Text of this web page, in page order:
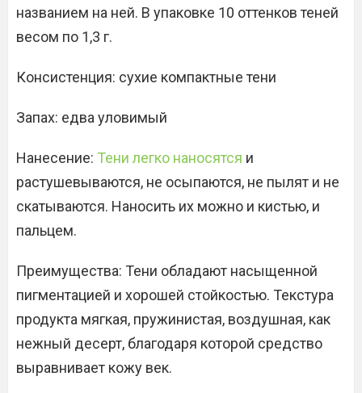
названием на ней. В упаковке 10 оттенков теней
весом по 1,3 г.
Консистенция: сухие компактные тени
Запах: едва уловимый
Нанесение: Тени легко наносятся и
растушевываются, не осыпаются, не пылят и не
скатываются. Наносить их можно и кистью, и
пальцем.
Преимущества: Тени обладают насыщенной
пигментацией и хорошей стойкостью. Текстура
продукта мягкая, пружинистая, воздушная, как
нежный десерт, благодаря которой средство
выравнивает кожу век.